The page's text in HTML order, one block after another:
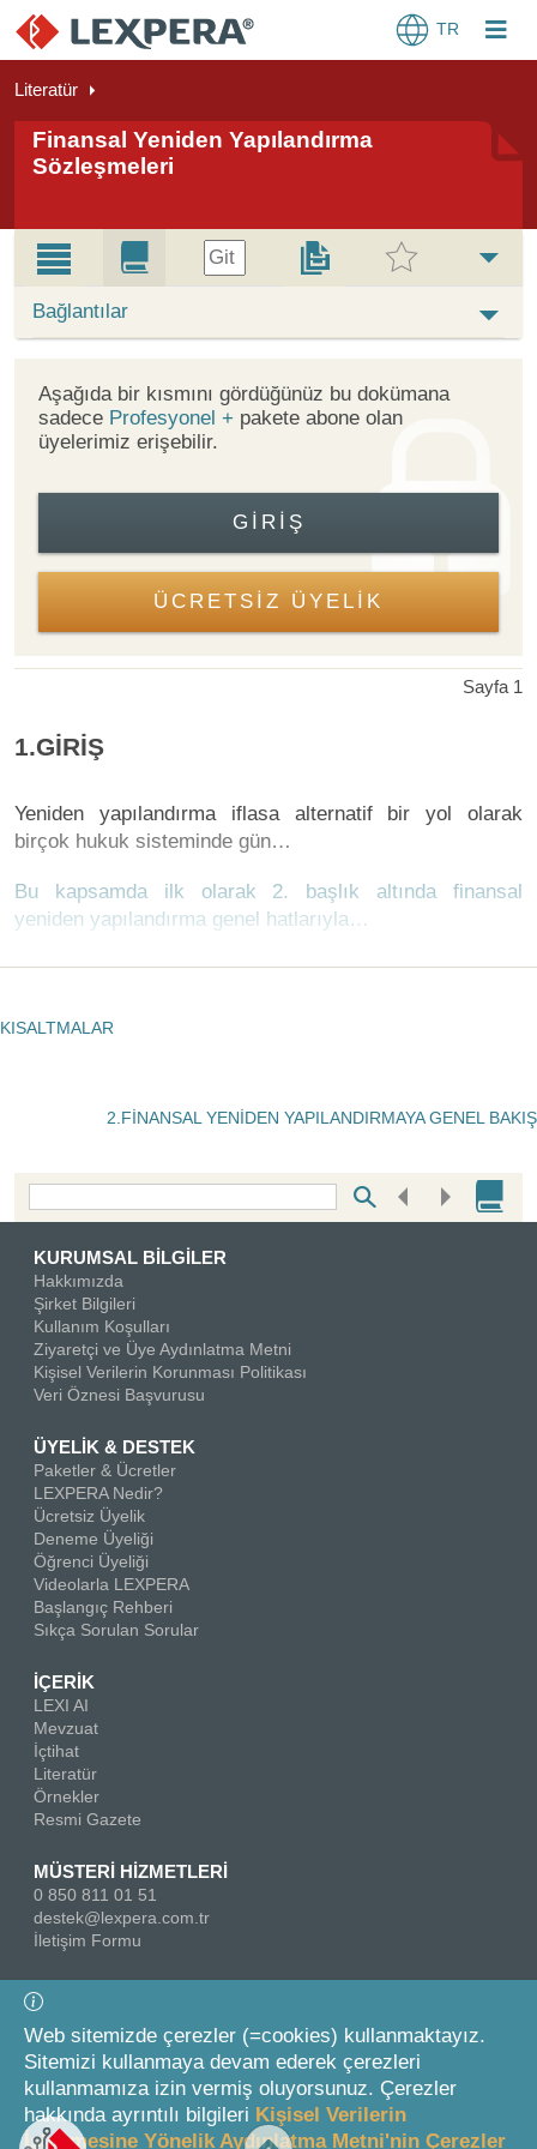
TR
Literatür
Finansal Yeniden Yapılandırma
Sözleşmeleri
Git
Bağlantılar
Aşağıda bir kısmını gördüğünüz bu dokümana
sadece Profesyonel + pakete abone olan
üyelerimiz erişebilir.
GIRIŞ
ÜCRETSİZ ÜYELİK
Sayfa 1
1.GİRİŞ
Yeniden yapılandırma iflasa alternatif bir yol olarak
birçok hukuk sisteminde gün…
Bu kapsamda ilk olarak 2. başlık altında finansal
yeniden yapılandırma genel hatlarıyla…
KISALTMALAR
2.FİNANSAL YENİDEN YAPILANDIRMAYA GENEL BAKIŞ
KURUMSAL BİLGİLER
Hakkımızda
Şirket Bilgileri
Kullanım Koşulları
Ziyaretçi ve Üye Aydınlatma Metni
Kişisel Verilerin Korunması Politikası
Veri Öznesi Başvurusu
ÜYELİK & DESTEK
Paketler & Ücretler
LEXPERA Nedir?
Ücretsiz Üyelik
Deneme Üyeliği
Öğrenci Üyeliği
Videolarla LEXPERA
Başlangıç Rehberi
Sıkça Sorulan Sorular
İÇERİK
LEXI AI
Mevzuat
İçtihat
Literatür
Örnekler
Resmi Gazete
MÜSTERİ HİZMETLERİ
0 850 811 01 51
destek@lexpera.com.tr
İletişim Formu
Bizi Takip Edin
Web sitemizde çerezler (=cookies) kullanmaktayız.
Sitemizi kullanmaya devam ederek çerezleri
kullanmamıza izin vermiş oluyorsunuz. Çerezler
hakkında ayrıntılı bilgileri Kişisel Verilerin
İşlenmesine Yönelik Aydınlatma Metni'nin Çerezler